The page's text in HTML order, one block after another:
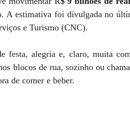
A estimativa foi divulgada no
e Turismo (CNC).
festa, alegria e, claro, muita
blocos de rua, sozinho ou
de comer e beber.